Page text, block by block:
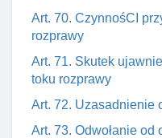
Art. 70. CzynnośCI
rozprawy
Art. 71. Skutek
toku rozprawy
Art. 72. Uzasadnienie
Art. 73. Odwołanie